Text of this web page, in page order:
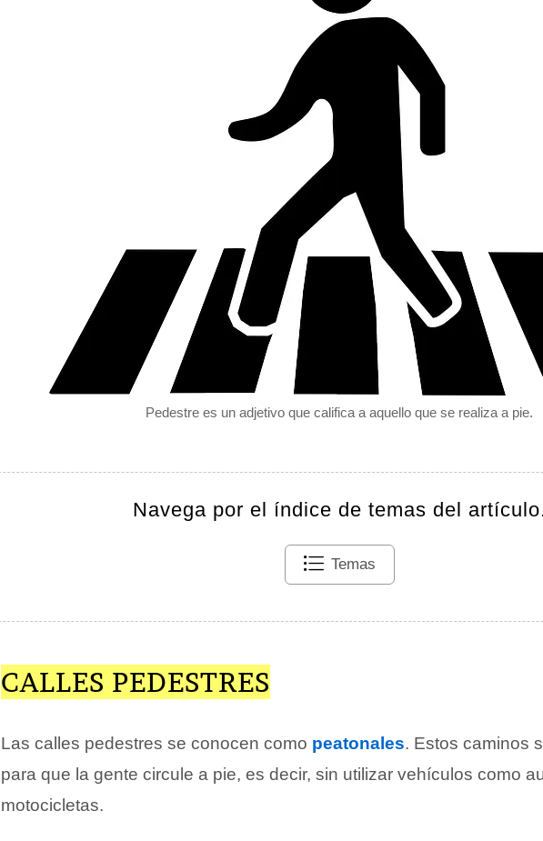
Pedestre es un adjetivo que califica a aquello que se realiza a pie.
Navega por el índice de temas del
Temas
CALLES PEDESTRES
Las calles pedestres se conocen como peatonales. Estos caminos
para que la gente circule a pie, es decir, sin utilizar vehículos como
motocicletas.